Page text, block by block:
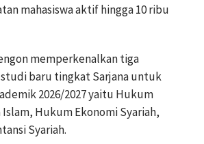
mahasiswa aktif hingga 10 ribu
memperkenalkan tiga
baru tingkat Sarjana untuk
2026/2027 yaitu Hukum
Islam, Hukum Ekonomi Syariah,
Syariah.